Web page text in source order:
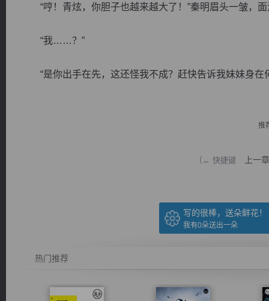
“哼！青炫，你胆子也越来越大了！”秦明眉头一皱，
“我……？”
“是你出手在先，这还怪我不成？赶快告诉我妹妹身在
推
（← 快捷键 上一章
写的很棒，送朵鲜花！
我有0朵送出一朵
热门推荐